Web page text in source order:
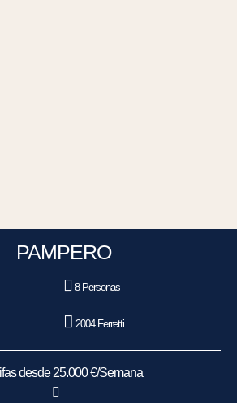
PAMPERO
8 Personas
2004 Ferretti
desde 25.000 €/Semana